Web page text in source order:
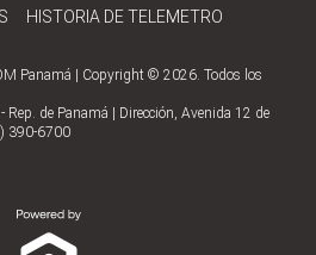
HISTORIA DE TELEMETRO
Panamá | Copyright © 2026. Todos los
de Panamá | Dirección, Avenida 12 de
390-6700